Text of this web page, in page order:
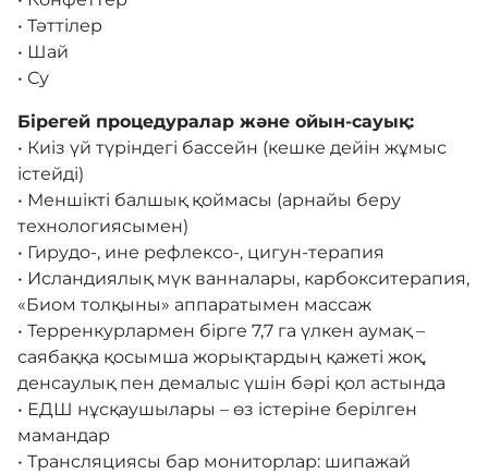
• Тәттілер
• Шай
• Су
Бірегей процедуралар және ойын-сауық:
• Киіз үй түріндегі бассейн (кешке дейін жұмыс
істейді)
• Меншікті балшық қоймасы (арнайы беру
технологиясымен)
• Гирудо-, ине рефлексо-, цигун-терапия
• Исландиялық мүк ванналары, карбокситерапия,
«Биом толқыны» аппаратымен массаж
• Терренкурлармен бірге 7,7 га үлкен аумақ –
саябаққа қосымша жорықтардың қажеті жоқ,
денсаулық пен демалыс үшін бәрі қол астында
• ЕДШ нұсқаушылары – өз істеріне берілген
мамандар
• Трансляциясы бар мониторлар: шипажай